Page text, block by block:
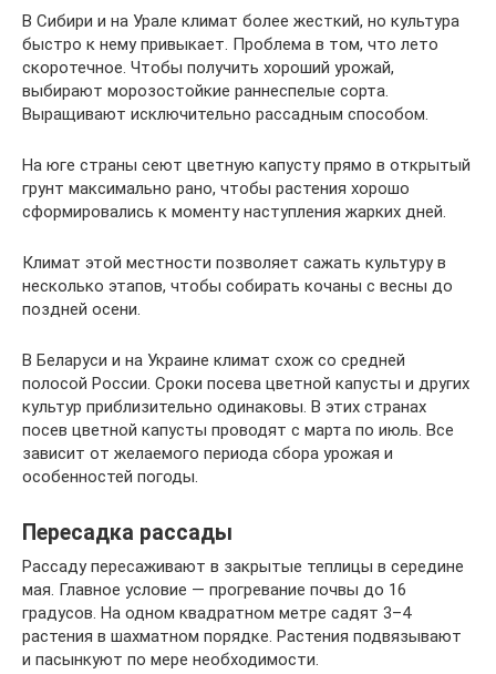
В Сибири и на Урале климат более жесткий, но культура
быстро к нему привыкает. Проблема в том, что лето
скоротечное. Чтобы получить хороший урожай,
выбирают морозостойкие раннеспелые сорта.
Выращивают исключительно рассадным способом.
На юге страны сеют цветную капусту прямо в открытый
грунт максимально рано, чтобы растения хорошо
сформировались к моменту наступления жарких дней.
Климат этой местности позволяет сажать культуру в
несколько этапов, чтобы собирать кочаны с весны до
поздней осени.
В Беларуси и на Украине климат схож со средней
полосой России. Сроки посева цветной капусты и других
культур приблизительно одинаковы. В этих странах
посев цветной капусты проводят с марта по июль. Все
зависит от желаемого периода сбора урожая и
особенностей погоды.
Пересадка рассады
Рассаду пересаживают в закрытые теплицы в середине
мая. Главное условие — прогревание почвы до 16
градусов. На одном квадратном метре садят 3–4
растения в шахматном порядке. Растения подвязывают
и пасынкуют по мере необходимости.